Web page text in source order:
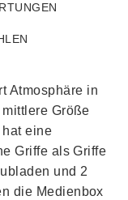
Atmosphäre in
Größe
eine
Griffe als Griffe
und 2
die Medienbox